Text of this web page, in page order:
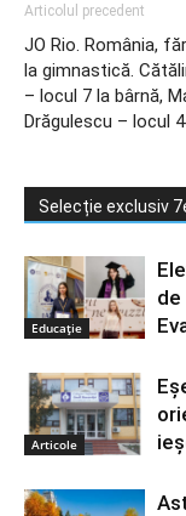
Articolul precedent
JO Rio. România,
la gimnastică.
– locul 7 la bârnă,
Drăgulescu – locul
Selecție exclusiv
Educație
de
Articole